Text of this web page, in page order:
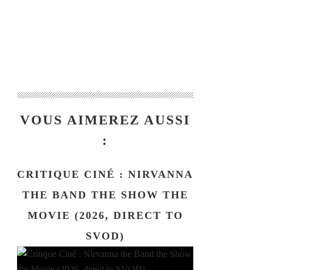
VOUS AIMEREZ AUSSI
:
CRITIQUE CINÉ : NIRVANNA
THE BAND THE SHOW THE
MOVIE (2026, DIRECT TO
SVOD)